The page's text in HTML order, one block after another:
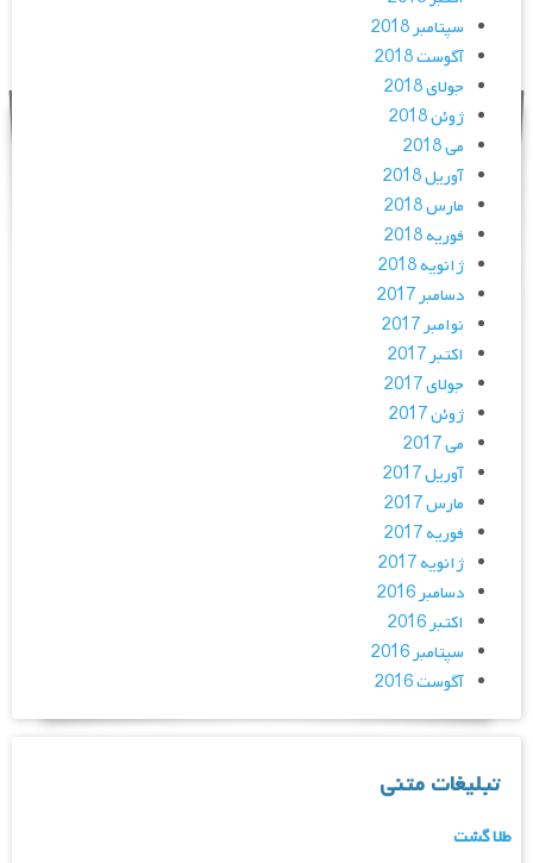
سپتامبر 2018
آگوست 2018
جولای 2018
ژوئن 2018
می 2018
آوریل 2018
مارس 2018
فوریه 2018
ژانویه 2018
دسامبر 2017
نوامبر 2017
اکتبر 2017
جولای 2017
ژوئن 2017
می 2017
آوریل 2017
مارس 2017
فوریه 2017
ژانویه 2017
دسامبر 2016
اکتبر 2016
سپتامبر 2016
آگوست 2016
تبلیغات متنی
طلا گشت